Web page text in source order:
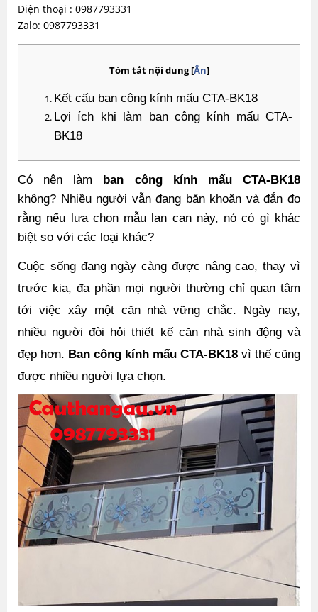
Điện thoại : 0987793331
Zalo: 0987793331
Tóm tắt nội dung[Ẩn]
Kết cấu ban công kính mấu CTA-BK18
Lợi ích khi làm ban công kính mấu CTA-
BK18
Có nên làm ban công kính mấu CTA-BK18
không? Nhiều người vẫn đang băn khoăn và đắn đo
rằng nếu lựa chọn mẫu lan can này, nó có gì khác
biệt so với các loại khác?
Cuộc sống đang ngày càng được nâng cao, thay vì
trước kia, đa phần mọi người thường chỉ quan tâm
tới việc xây một căn nhà vững chắc. Ngày nay,
nhiều người đòi hỏi thiết kế căn nhà sinh động và
đẹp hơn. Ban công kính mấu CTA-BK18 vì thế cũng
được nhiều người lựa chọn.